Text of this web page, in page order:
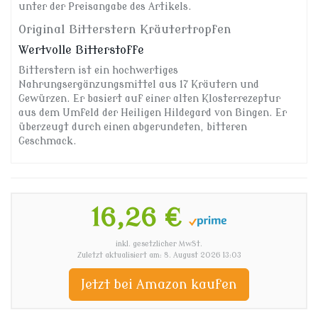
unter der Preisangabe des Artikels.
Original Bitterstern Kräutertropfen
Wertvolle Bitterstoffe
Bitterstern ist ein hochwertiges
Nahrungsergänzungsmittel aus 17 Kräutern und
Gewürzen. Er basiert auf einer alten Klosterrezeptur
aus dem Umfeld der Heiligen Hildegard von Bingen. Er
überzeugt durch einen abgerundeten, bitteren
Geschmack.
16,26 €
inkl. gesetzlicher MwSt.
Zuletzt aktualisiert am: 8. August 2026 13:03
Jetzt bei Amazon kaufen